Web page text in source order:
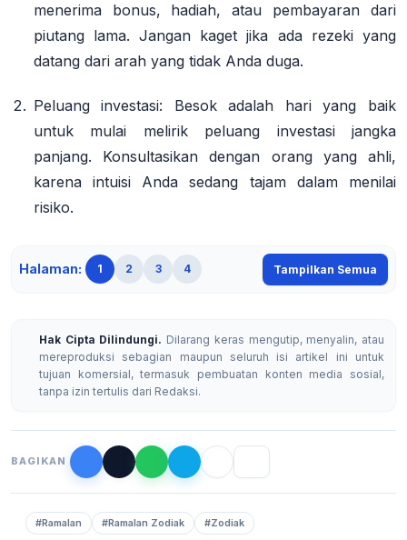
menerima bonus, hadiah, atau pembayaran dari
piutang lama. Jangan kaget jika ada rezeki yang
datang dari arah yang tidak Anda duga.
Peluang investasi: Besok adalah hari yang baik
untuk mulai melirik peluang investasi jangka
panjang. Konsultasikan dengan orang yang ahli,
karena intuisi Anda sedang tajam dalam menilai
risiko.
Halaman: 1 2 3 4 Tampilkan Semua
Hak Cipta Dilindungi. Dilarang keras mengutip, menyalin, atau
mereproduksi sebagian maupun seluruh isi artikel ini untuk
tujuan komersial, termasuk pembuatan konten media sosial,
tanpa izin tertulis dari Redaksi.
BAGIKAN
#Ramalan #Ramalan Zodiak #Zodiak